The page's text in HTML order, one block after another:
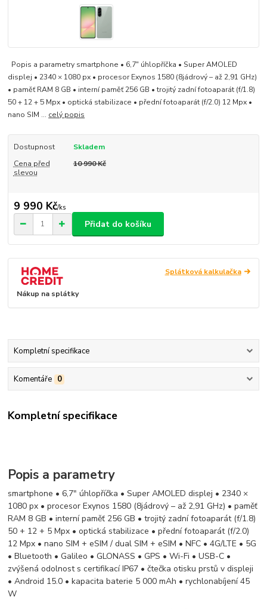
Popis a parametry smartphone • 6,7" úhlopříčka • Super AMOLED
displej • 2340 × 1080 px • procesor Exynos 1580 (8jádrový – až 2,91 GHz)
• paměť RAM 8 GB • interní paměť 256 GB • trojitý zadní fotoaparát (f/1.8)
50 + 12 + 5 Mpx • optická stabilizace • přední fotoaparát (f/2.0) 12 Mpx •
nano SIM ... celý popis
Dostupnost
Skladem
Cena před
slevou
10 990 Kč
9 990 Kč/ks
Přidat do košíku
Splátková kalkulačka
Nákup na splátky
Kompletní specifikace
Komentáře 0
Kompletní specifikace
Popis a parametry
smartphone • 6,7" úhlopříčka • Super AMOLED displej • 2340 ×
1080 px • procesor Exynos 1580 (8jádrový – až 2,91 GHz) • paměť
RAM 8 GB • interní paměť 256 GB • trojitý zadní fotoaparát (f/1.8)
50 + 12 + 5 Mpx • optická stabilizace • přední fotoaparát (f/2.0)
12 Mpx • nano SIM + eSIM / dual SIM + eSIM • NFC • 4G/LTE • 5G
• Bluetooth • Galileo • GLONASS • GPS • Wi-Fi • USB-C •
zvýšená odolnost s certifikací IP67 • čtečka otisku prstů v displeji
• Android 15.0 • kapacita baterie 5 000 mAh • rychlonabíjení 45
W